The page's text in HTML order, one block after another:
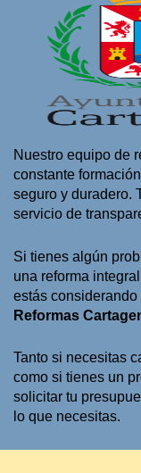
Nuestro equipo de
constante
seguro y duradero.
servicio de
Si tienes algún
una reforma
estás
Reformas
Tanto si necesitas
como si tienes un
solicitar tu
lo que necesitas.